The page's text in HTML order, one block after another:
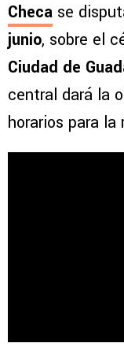
Checa se
junio, sobre el
Ciudad de
central dará la
horarios para la